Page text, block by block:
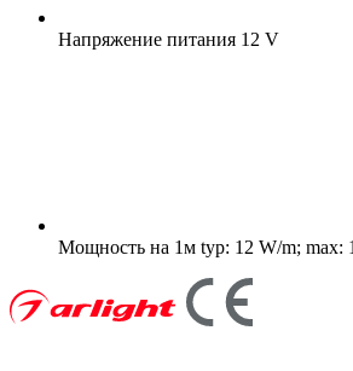
Напряжение питания 12 V
Мощность на 1м typ: 12 W/m; max: